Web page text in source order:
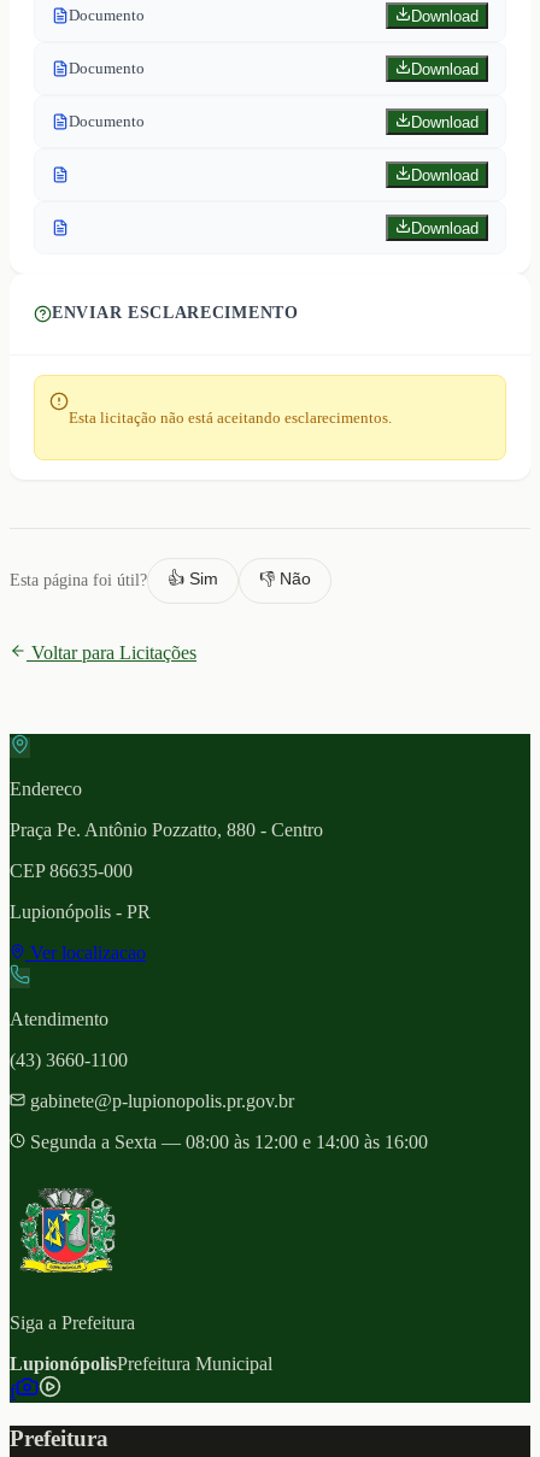
Documento Download
Documento Download
Documento Download
Download
Download
ENVIAR ESCLARECIMENTO
Esta licitação não está aceitando esclarecimentos.
Esta página foi útil? 👍 Sim 👎 Não
Voltar para Licitações
Endereco
Praça Pe. Antônio Pozzatto, 880 - Centro
CEP86635-000
Lupionópolis - PR
Ver localizacao
Atendimento
(43) 3660-1100
gabinete@p-lupionopolis.pr.gov.br
Segunda a Sexta — 08:00 às 12:00 e 14:00 às 16:00
Siga a Prefeitura
LupionópolisPrefeitura Municipal
f
Prefeitura